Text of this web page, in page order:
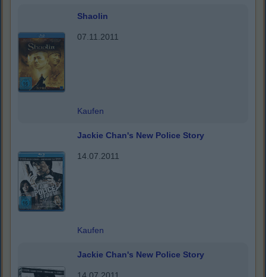
Shaolin
07.11.2011
Kaufen
Jackie Chan's New Police Story
14.07.2011
Kaufen
Jackie Chan's New Police Story